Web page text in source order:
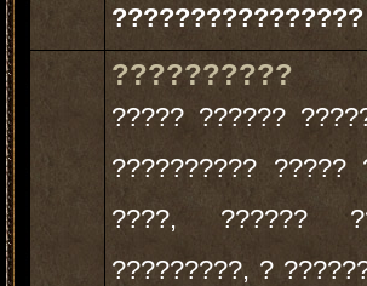
??????????
????? ??????
?????????? ?????
????, ??????
?????????, ?